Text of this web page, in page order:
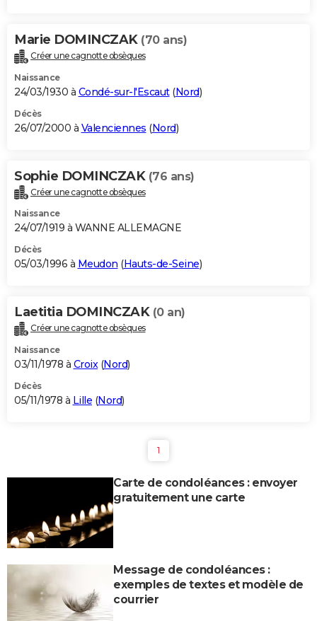
Marie DOMINCZAK (70 ans)
Créer une cagnotte obsèques
Naissance
24/03/1930 à Condé-sur-l'Escaut(Nord)
Décès
26/07/2000 à Valenciennes (Nord)
Sophie DOMINCZAK (76 ans)
Créer une cagnotte obsèques
Naissance
24/07/1919 à WANNE ALLEMAGNE
Décès
05/03/1996 à Meudon (Hauts-de-Seine)
Laetitia DOMINCZAK (0 an)
Créer une cagnotte obsèques
Naissance
03/11/1978 à Croix(Nord)
Décès
05/11/1978 à Lille (Nord)
1
Carte de condoléances : envoyer
gratuitement une carte
Message de condoléances :
exemples de textes et modèle de
courrier